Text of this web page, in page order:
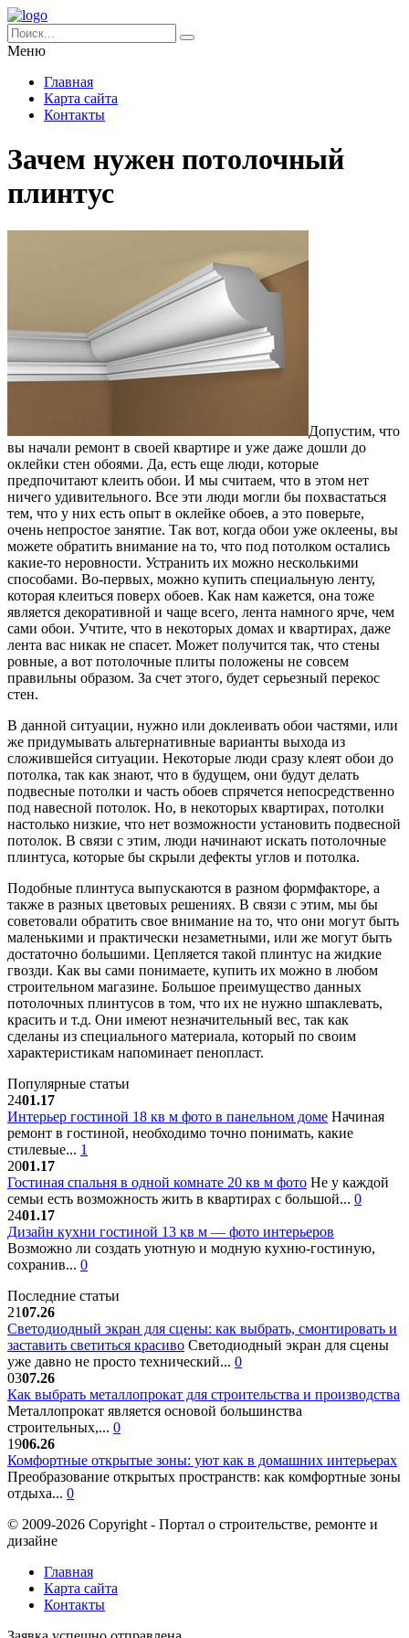
Меню
Главная
Карта сайта
Контакты
Зачем нужен потолочный
плинтус
Допустим, что
вы начали ремонт в своей квартире и уже даже дошли до
оклейки стен обоями. Да, есть еще люди, которые
предпочитают клеить обои. И мы считаем, что в этом нет
ничего удивительного. Все эти люди могли бы похвастаться
тем, что у них есть опыт в оклейке обоев, а это поверьте,
очень непростое занятие. Так вот, когда обои уже оклеены, вы
можете обратить внимание на то, что под потолком остались
какие-то неровности. Устранить их можно несколькими
способами. Во-первых, можно купить специальную ленту,
которая клеиться поверх обоев. Как нам кажется, она тоже
является декоративной и чаще всего, лента намного ярче, чем
сами обои. Учтите, что в некоторых домах и квартирах, даже
лента вас никак не спасет. Может получится так, что стены
ровные, а вот потолочные плиты положены не совсем
правильны образом. За счет этого, будет серьезный перекос
стен.
В данной ситуации, нужно или доклеивать обои частями, или
же придумывать альтернативные варианты выхода из
сложившейся ситуации. Некоторые люди сразу клеят обои до
потолка, так как знают, что в будущем, они будут делать
подвесные потолки и часть обоев спрячется непосредственно
под навесной потолок. Но, в некоторых квартирах, потолки
настолько низкие, что нет возможности установить подвесной
потолок. В связи с этим, люди начинают искать потолочные
плинтуса, которые бы скрыли дефекты углов и потолка.
Подобные плинтуса выпускаются в разном формфакторе, а
также в разных цветовых решениях. В связи с этим, мы бы
советовали обратить свое внимание на то, что они могут быть
маленькими и практически незаметными, или же могут быть
достаточно большими. Цепляется такой плинтус на жидкие
гвозди. Как вы сами понимаете, купить их можно в любом
строительном магазине. Большое преимущество данных
потолочных плинтусов в том, что их не нужно шпаклевать,
красить и т.д. Они имеют незначительный вес, так как
сделаны из специального материала, который по своим
характеристикам напоминает пенопласт.
Популярные статьи
2401.17
Интерьер гостиной 18 кв м фото в панельном доме Начиная
ремонт в гостиной, необходимо точно понимать, какие
стилевые... 1
2001.17
Гостиная спальня в одной комнате 20 кв м фото Не у каждой
семьи есть возможность жить в квартирах с большой... 0
2401.17
Дизайн кухни гостиной 13 кв м — фото интерьеров
Возможно ли создать уютную и модную кухню-гостиную,
сохранив... 0
Последние статьи
2107.26
Светодиодный экран для сцены: как выбрать, смонтировать и
заставить светиться красиво Светодиодный экран для сцены
уже давно не просто технический... 0
0307.26
Как выбрать металлопрокат для строительства и производства
Металлопрокат является основой большинства
строительных,... 0
1906.26
Комфортные открытые зоны: уют как в домашних интерьерах
Преобразование открытых пространств: как комфортные зоны
отдыха... 0
© 2009-2026 Copyright - Портал о строительстве, ремонте и
дизайне
Главная
Карта сайта
Контакты